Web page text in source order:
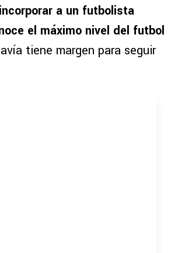
incorporar a un futbolista
el máximo nivel del futbol
tiene margen para seguir